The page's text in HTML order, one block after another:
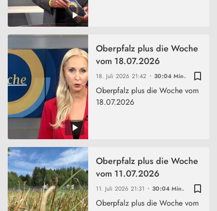
bookmark_border
18. Juli 2026 21:42 30:04 Min.
Oberpfalz plus die Woche
vom 18.07.2026
Oberpfalz plus die Woche vom
18.07.2026
bookmark_border
11. Juli 2026 21:31 30:04 Min.
Oberpfalz plus die Woche
vom 11.07.2026
Oberpfalz plus die Woche vom